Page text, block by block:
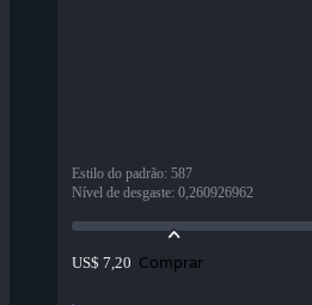
Estilo do padrão: 587
Nível de desgaste: 0,260926962
US$ 7,20 Comprar